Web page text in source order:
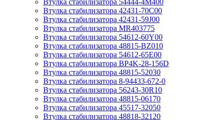
Втулка стабилизатора 54444-4M400
Втулка стабилизатора 42431-70С00
Втулка стабилизатора 42431-59J00
Втулка стабилизатора MR403775
Втулка стабилизатора 54612-60Y00
Втулка стабилизатора 48815-BZ010
Втулка стабилизатора 54612-65Е00
Втулка стабилизатора BP4K-28-156D
Втулка стабилизатора 48815-52030
Втулка стабилизатора 8-94433-672-0
Втулка стабилизатора 56243-30R10
Втулка стабилизатора 48815-06170
Втулка стабилизатора 45517-32050
Втулка стабилизатора 48818-32120